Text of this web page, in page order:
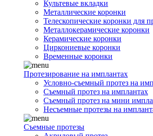
Культевые вкладки
Металлические коронки
Телескопические коронки для
Металлокерамические коронки
Керамические коронки
Циркониевые коронки
Временные коронки
Протезирование на имплантах
Условно-съемный протез на
Съемный протез на имплантах
Съемный протез на мини
Несъемные протезы на
Съемные протезы